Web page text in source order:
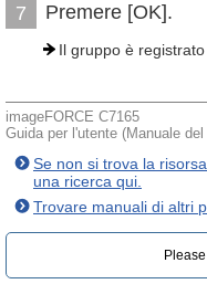
7 Premere [OK].
Il gruppo è
imageFORCE C7165
Guida per l'utente (Manuale
Se non si trova la
una ricerca qui.
Trovare manuali di altri